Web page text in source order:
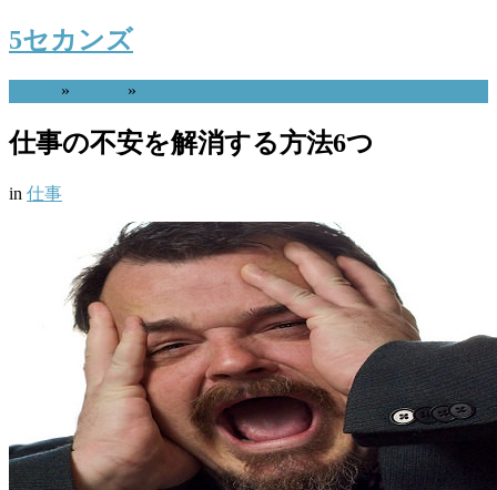
5セカンズ
» »
仕事の不安を解消する方法6つ
in 仕事